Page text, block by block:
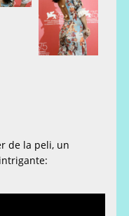
de la peli, un